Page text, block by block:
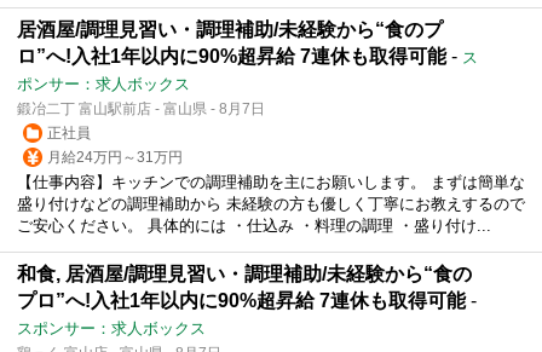
居酒屋/調理見習い・調理補助/未経験から“食のプ
ロ”へ!入社1年以内に90%超昇給 7連休も取得可能- ス
ポンサー：求人ボックス
鍛冶二丁 富山駅前店 - 富山県 - 8月7日
正社員
月給24万円～31万円
【仕事内容】キッチンでの調理補助を主にお願いします。 まずは簡単な
盛り付けなどの調理補助から 未経験の方も優しく丁寧にお教えするので
ご安心ください。 具体的には ・仕込み ・料理の調理 ・盛り付け...
和食, 居酒屋/調理見習い・調理補助/未経験から“食の
プロ”へ!入社1年以内に90%超昇給 7連休も取得可能-
スポンサー：求人ボックス